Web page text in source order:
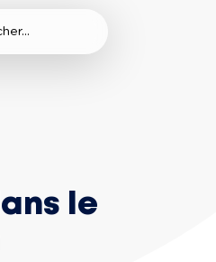
le